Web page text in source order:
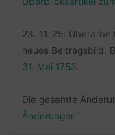
23. 11. 25:
neues Beitragsbild,
31. Mai 1753
Die gesamte
Änderungen".